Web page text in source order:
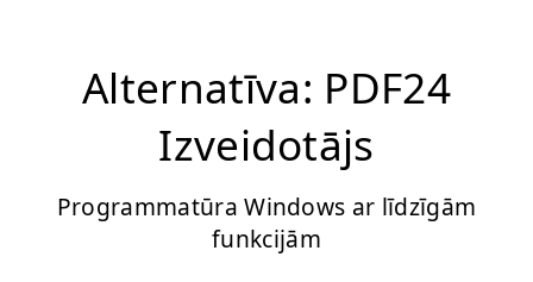
Alternatīva: PDF24
Izveidotājs
Programmatūra Windows ar līdzīgām
funkcijām